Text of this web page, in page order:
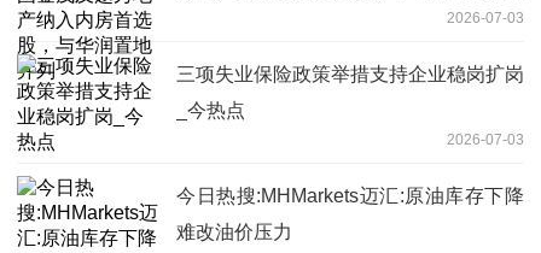
2026-07-03
三项失业保险政策举措支持企业稳岗扩岗
_今热点
2026-07-03
今日热搜:MHMarkets迈汇:原油库存下降
难改油价压力